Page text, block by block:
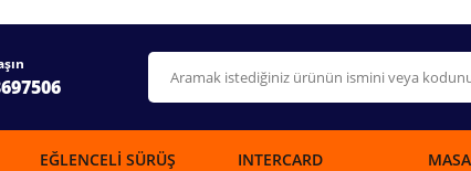
EĞLENCELI SÜRÜŞ
INTERCARD